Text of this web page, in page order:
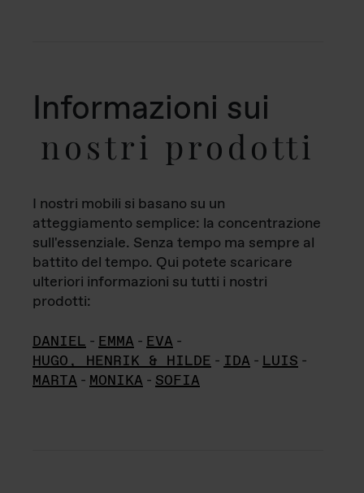
Informazioni sui
nostri prodotti
I nostri mobili si basano su un
atteggiamento semplice: la concentrazione
sull'essenziale. Senza tempo ma sempre al
battito del tempo. Qui potete scaricare
ulteriori informazioni su tutti i nostri
prodotti:
DANIEL - EMMA - EVA -
HUGO, HENRIK & HILDE - IDA - LUIS -
MARTA - MONIKA - SOFIA